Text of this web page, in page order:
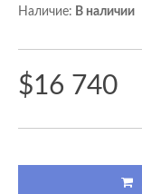
Наличие: В наличии
$16 740